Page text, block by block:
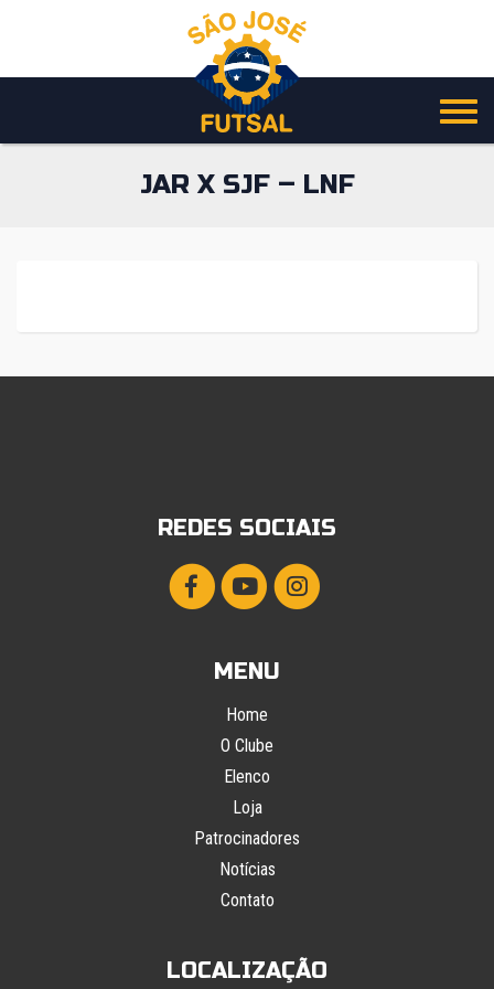
o
JAR X SJF – LNF
REDES SOCIAIS
MENU
Home
O Clube
Elenco
Loja
Patrocinadores
Notícias
Contato
LOCALIZAÇÃO